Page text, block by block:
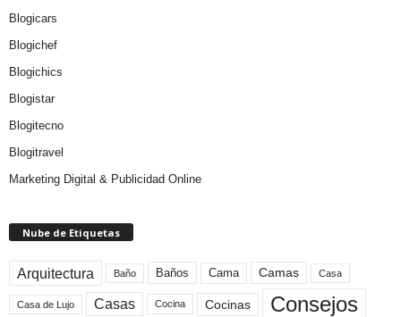
Blogicars
Blogichef
Blogichics
Blogistar
Blogitecno
Blogitravel
Marketing Digital & Publicidad Online
Nube de Etiquetas
Arquitectura Baño Baños Cama Camas Casa
Casa de Lujo Casas Cocina Cocinas Consejos